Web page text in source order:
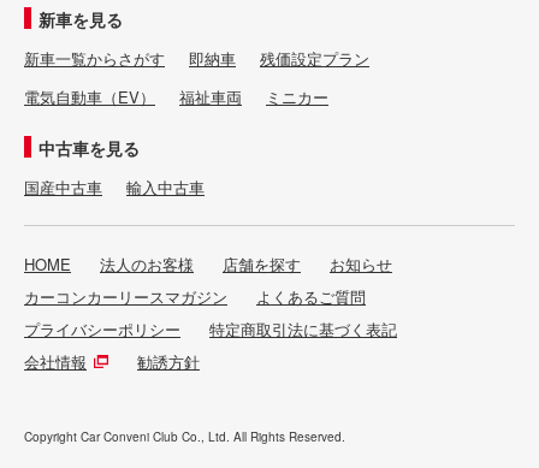
新車を見る
新車一覧からさがす 即納車
残価設定プラン
電気自動車（EV）
福祉車両 ミニカー
中古車を見る
国産中古車 輸入中古車
HOME 法人のお客様 店舗を探す
お知らせ
カーコンカーリースマガジン
よくあるご質問
プライバシーポリシー
特定商取引法に基づく表記
会社情報
勧誘方針
Copyright Car Conveni Club Co., Ltd. All Rights Reserved.